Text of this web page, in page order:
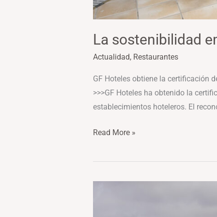
La sostenibilidad
Actualidad, Restaurantes
GF Hoteles obtiene la certificación
>>>GF Hoteles ha obtenido la
establecimientos hoteleros. El
Read More »